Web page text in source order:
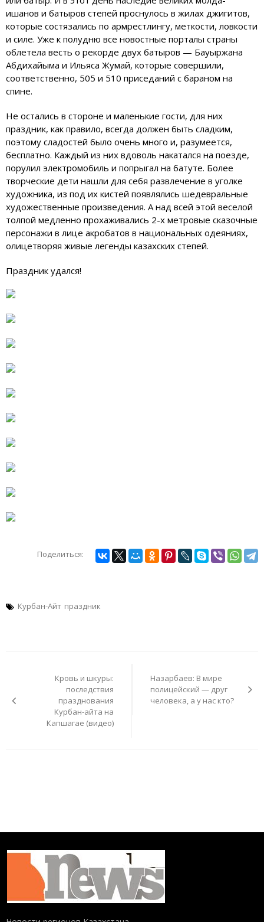
ишанов и батыров степей проснулось в жилах джигитов,
которые состязались по армрестлингу, меткости, ловкости
и силе. Уже к полудню все новостные порталы страны
облетела весть о рекорде двух батыров — Бауыржана
Абдихайыма и Ильяса Жумай, которые совершили,
соответственно, 505 и 510 приседаний с бараном на
спине.
Не остались в стороне и маленькие гости, для них
праздник, как правило, всегда должен быть сладким,
поэтому сладостей было очень много и, разумеется,
бесплатно. Каждый из них вдоволь накатался на поезде,
порулил электромобиль и попрыгал на батуте. Более
творческие дети нашли для себя развлечение в уголке
художника, из под их кистей появлялись шедевральные
художественные произведения. А над всей этой веселой
толпой медленно прохаживались 2-х метровые сказочные
персонажи в лице акробатов в национальных одеяниях,
олицетворяя живые легенды казахских степей.
Праздник удался!
Поделиться:
Курбан-Айт праздник
Кровь и шкуры:
последствия
празднования
Курбан-айта на
Капшагае (видео)
Назарбаев: В мире
полицейский — друг
человека, а у нас кто?